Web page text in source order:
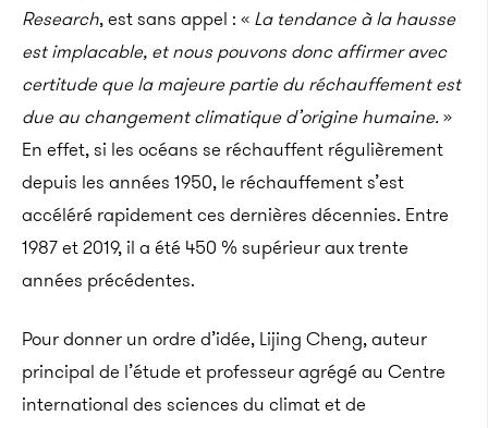
Research, est sans appel : « La tendance à la hausse
est implacable, et nous pouvons donc affirmer avec
certitude que la majeure partie du réchauffement est
due au changement climatique d’origine humaine.»
En effet, si les océans se réchauffent régulièrement
depuis les années 1950, le réchauffement s’est
accéléré rapidement ces dernières décennies. Entre
1987 et 2019, il a été 450 % supérieur aux trente
années précédentes.
Pour donner un ordre d’idée, Lijing Cheng, auteur
principal de l’étude et professeur agrégé au Centre
international des sciences du climat et de